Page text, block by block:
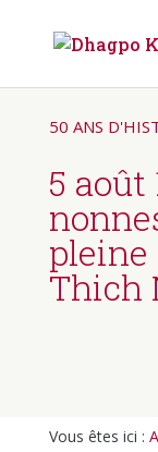
50 ANS
5 août
Thich
Vous êtes ici :